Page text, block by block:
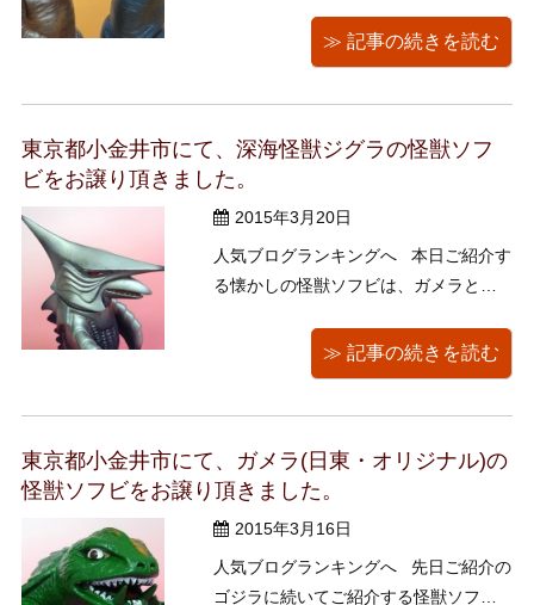
る中からくまきちさんに指名されたの
は、ウルトラシリーズに登場する地底
ズです。 &nb ...
≫ 記事の続きを読む
東京都小金井市にて、深海怪獣ジグラの怪獣ソフ
ビをお譲り頂きました。
2015年3月20日
人気ブログランキングへ 本日ご紹介す
る懐かしの怪獣ソフビは、ガメラと対
ラ対深海怪獣ジグラ」大映1971年公開
、ガメラシリーズの第7作） 高さは
≫ 記事の続きを読む
東京都小金井市にて、ガメラ(日東・オリジナル)の
怪獣ソフビをお譲り頂きました。
2015年3月16日
人気ブログランキングへ 先日ご紹介の
ゴジラに続いてご紹介する怪獣ソフビ